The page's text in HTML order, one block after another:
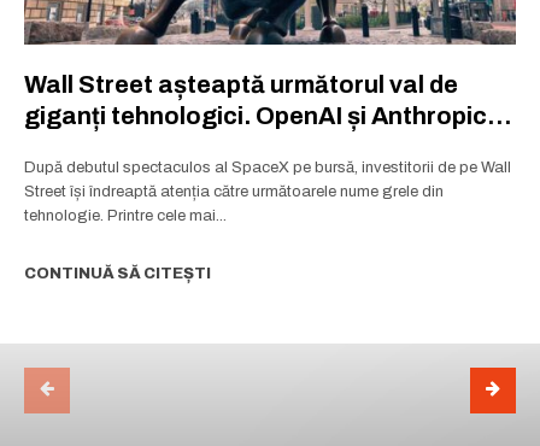
Wall Street așteaptă următorul val de
giganți tehnologici. OpenAI și Anthropic
După debutul spectaculos al SpaceX pe bursă, investitorii de pe Wall
Street își îndreaptă atenția către următoarele nume grele din
tehnologie. Printre cele mai...
CONTINUĂ SĂ CITEȘTI